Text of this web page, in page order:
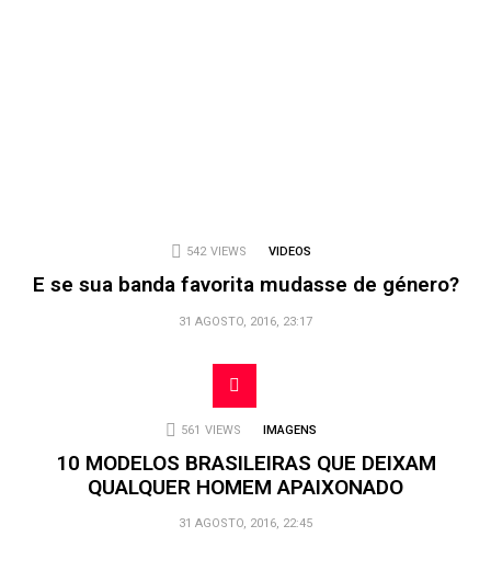
542 VIEWS VIDEOS
E se sua banda favorita mudasse de género?
31 AGOSTO, 2016, 23:17
561 VIEWS IMAGENS
10 MODELOS BRASILEIRAS QUE DEIXAM
QUALQUER HOMEM APAIXONADO
31 AGOSTO, 2016, 22:45